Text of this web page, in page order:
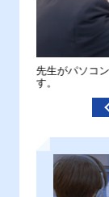
先生がパソコ
す。